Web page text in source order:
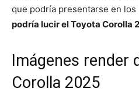
que podría presentarse en
podría lucir el Toyota Corolla
Imágenes render
Corolla 2025